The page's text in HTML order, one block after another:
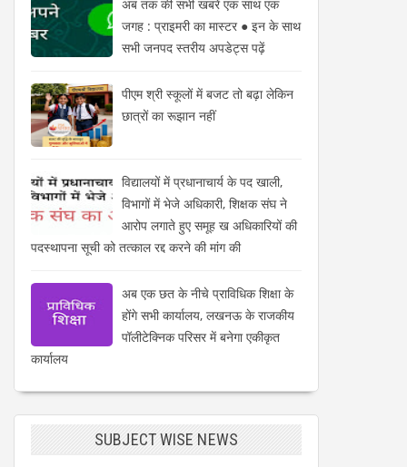
अब तक की सभी खबरें एक साथ एक
जगह : प्राइमरी का मास्टर ● इन के साथ
सभी जनपद स्तरीय अपडेट्स पढ़ें
पीएम श्री स्कूलों में बजट तो बढ़ा लेकिन
छात्रों का रूझान नहीं
विद्यालयों में प्रधानाचार्य के पद खाली,
विभागों में भेजे अधिकारी, शिक्षक संघ ने
आरोप लगाते हुए समूह ख अधिकारियों की
पदस्थापना सूची को तत्काल रद्द करने की मांग की
अब एक छत के नीचे प्राविधिक शिक्षा के
होंगे सभी कार्यालय, लखनऊ के राजकीय
पॉलीटेक्निक परिसर में बनेगा एकीकृत
कार्यालय
SUBJECT WISE NEWS